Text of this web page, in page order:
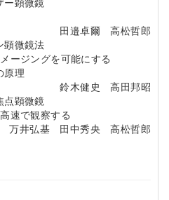
田邉卓爾 高松哲郎
微鏡法
ジングを可能にする
理
鈴木健史 高田邦昭
顕微鏡
で観察する
万井弘基 田中秀央 高松哲郎